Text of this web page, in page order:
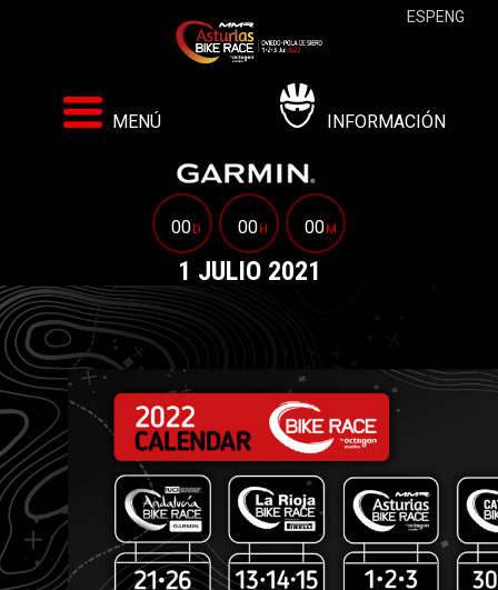
MENÚ INFORMACIÓN
00D 00H 00M
1 JULIO 2021
ESPENG